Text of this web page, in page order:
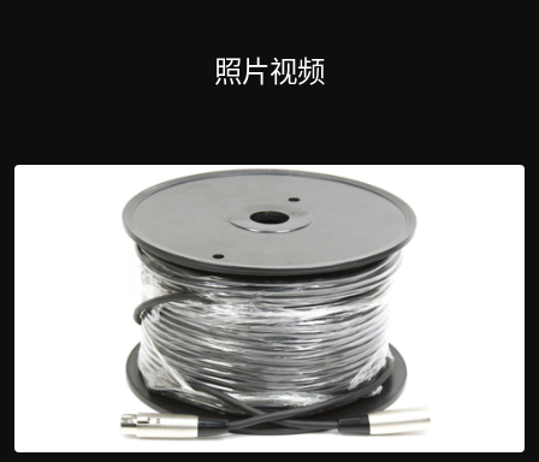
照片视频